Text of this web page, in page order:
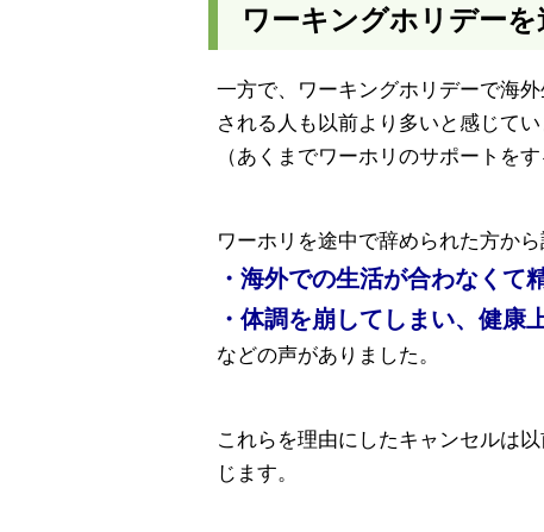
ワーキングホリデー
一方で、ワーキングホリデーで海
される人も以前より多いと感じてい
（あくまでワーホリのサポートを
ワーホリを途中で辞められた方か
・海外での生活が合わなくて
・体調を崩してしまい、健康
などの声がありました。
これらを理由にしたキャンセルは
じます。